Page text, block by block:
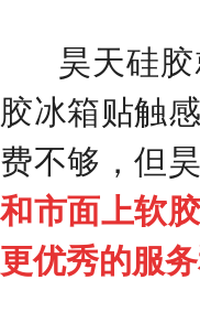
昊天硅
胶冰箱贴触
费不够，但
和市面上软
更优秀的服